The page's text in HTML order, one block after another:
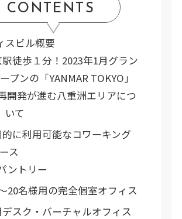
CONTENTS
スビル概要
徒歩１分！2023年1月グラン
プンの「YANMAR TOKYO」
開発が進む八重洲エリアにつ
いて
に利用可能なコワーキング
ス
ントリー
20名様用の完全個室オフィス
スク・バーチャルオフィス